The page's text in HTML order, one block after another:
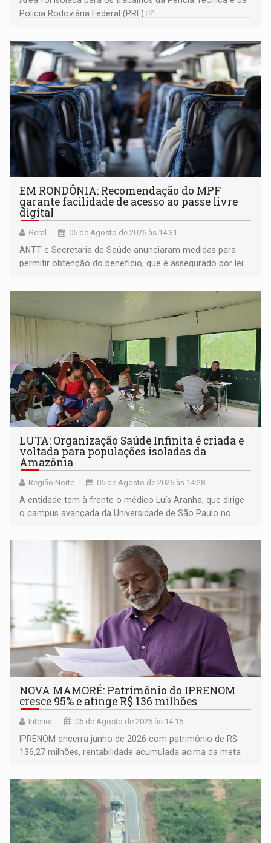
Polícia Rodoviária Federal (PRF)
EM RONDÔNIA: Recomendação do MPF
garante facilidade de acesso ao passe livre
digital
Geral 05 de Agosto de 2026 às 14:31
ANTT e Secretaria de Saúde anunciaram medidas para
permitir obtenção do benefício, que é assegurado por lei
LUTA: Organização Saúde Infinita é criada e
voltada para populações isoladas da
Amazônia
Região Norte 05 de Agosto de 2026 às 14:28
A entidade tem à frente o médico Luís Aranha, que dirige
o campus avançada da Universidade de São Paulo no
NOVA MAMORÉ: Patrimônio do IPRENOM
cresce 95% e atinge R$ 136 milhões
Interior 05 de Agosto de 2026 às 14:15
IPRENOM encerra junho de 2026 com patrimônio de R$
136,27 milhões, rentabilidade acumulada acima da meta